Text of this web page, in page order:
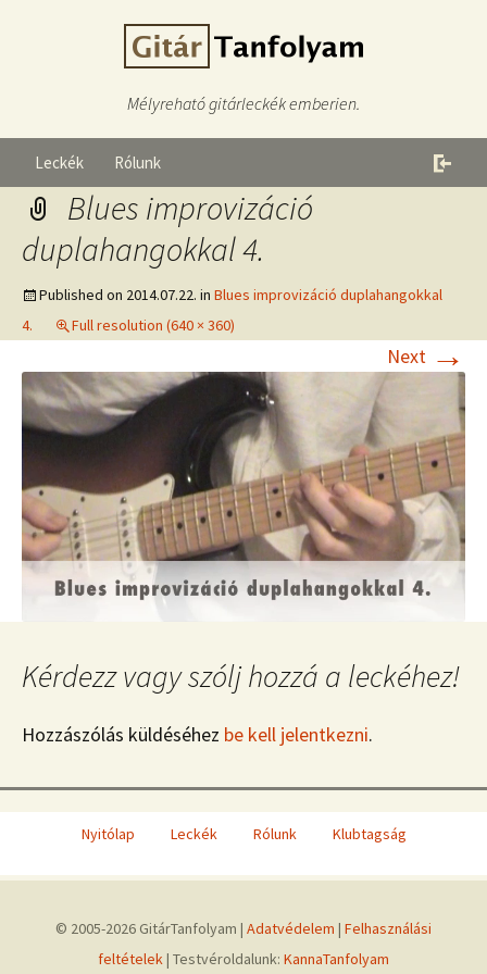
Mélyreható gitárleckék emberien.
Leckék Rólunk
Blues improvizáció
duplahangokkal 4.
Published on 2014.07.22. in Blues improvizáció duplahangokkal
4.
Full resolution (640 × 360)
Next →
Kérdezz vagy szólj hozzá a leckéhez!
Hozzászólás küldéséhez be kell jelentkezni.
Nyitólap Leckék Rólunk Klubtagság
© 2005-2026 GitárTanfolyam | Adatvédelem | Felhasználási
feltételek | Testvéroldalunk: KannaTanfolyam